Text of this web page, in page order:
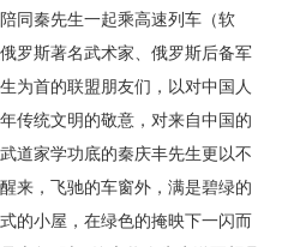
同秦先生一起乘高速列车（软
罗斯著名武术家、俄罗斯后备军
为首的联盟朋友们，以对中国人
传统文明的敬意，对来自中国的
道家学功底的秦庆丰先生更以不
来，飞驰的车窗外，满是碧绿的
的小屋，在绿色的掩映下一闪而